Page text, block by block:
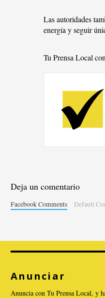
Las autoridades
energía y seguir
Tu Prensa Local
Deja un comentario
Facebook Comments Default
Anunciar
Anuncia con Tu Prensa Local, y